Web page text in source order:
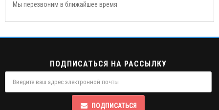
Мы перезвоним в ближайшее время
ПОДПИСАТЬСЯ НА РАССЫЛКУ
ПОДПИСАТЬСЯ